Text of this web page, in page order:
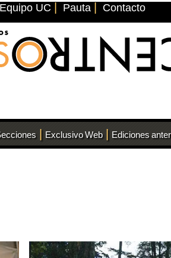
Equipo UC Pauta Contacto
| Exclusivo Web | Ediciones